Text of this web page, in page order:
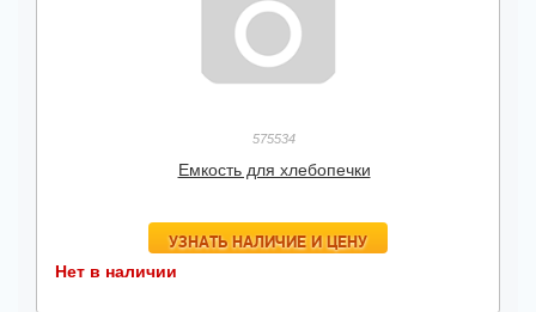
575534
Емкость для хлебопечки
УЗНАТЬ НАЛИЧИЕ И ЦЕНУ
Нет в наличии